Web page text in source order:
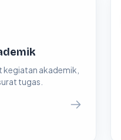
kegiatan akademik,
tugas.